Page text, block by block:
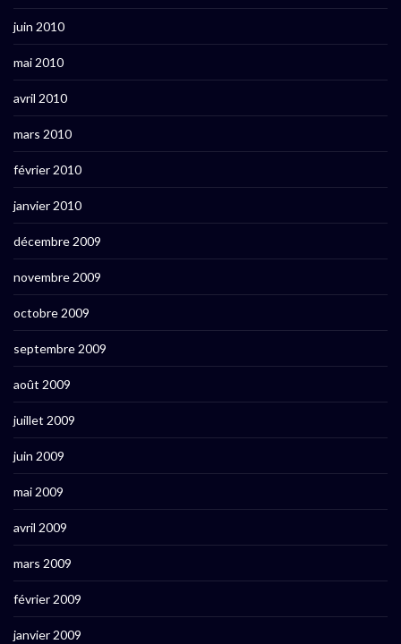
juin 2010
mai 2010
avril 2010
mars 2010
février 2010
janvier 2010
décembre 2009
novembre 2009
octobre 2009
septembre 2009
août 2009
juillet 2009
juin 2009
mai 2009
avril 2009
mars 2009
février 2009
janvier 2009